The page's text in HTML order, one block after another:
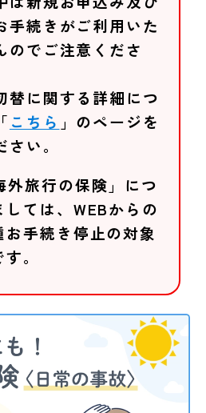
手続きがご利用いた
のでご注意くださ
替に関する詳細につ
こちら 」のページを
い。
旅行の保険」につ
しては、WEBからの
お手続き停止の対象
。